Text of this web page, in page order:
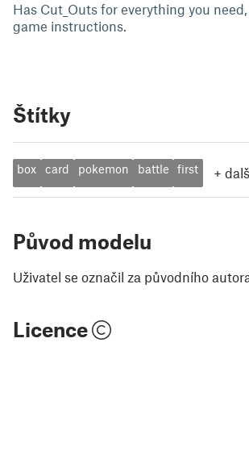
Has Cut_Outs for everything you
game instructions.
Štítky
box card pokemon battle first +
Původ modelu
Uživatel se označil za původního
Licence